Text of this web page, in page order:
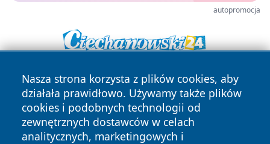
autopromocja
Nasza strona korzysta z plików cookies, aby
działała prawidłowo. Używamy także plików
cookies i podobnych technologii od
zewnętrznych dostawców w celach
analitycznych, marketingowych i